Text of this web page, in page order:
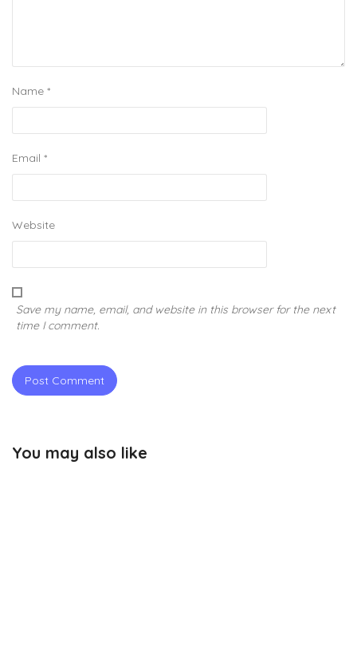
Name *
Email *
Website
Save my name, email, and website in this browser for the next
time I comment.
You may also like